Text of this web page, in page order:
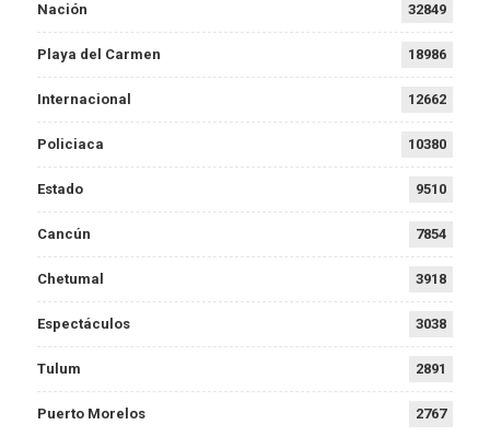
Nación 32849
Playa del Carmen 18986
Internacional 12662
Policiaca 10380
Estado 9510
Cancún 7854
Chetumal 3918
Espectáculos 3038
Tulum 2891
Puerto Morelos 2767